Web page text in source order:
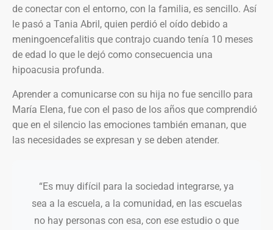
de conectar con el entorno, con la familia, es sencillo. Así
le pasó a Tania Abril, quien perdió el oído debido a
meningoencefalitis que contrajo cuando tenía 10 meses
de edad lo que le dejó como consecuencia una
hipoacusia profunda.
Aprender a comunicarse con su hija no fue sencillo para
María Elena, fue con el paso de los años que comprendió
que en el silencio las emociones también emanan, que
las necesidades se expresan y se deben atender.
“Es muy difícil para la sociedad integrarse, ya
sea a la escuela, a la comunidad, en las escuelas
no hay personas con esa, con ese estudio o que